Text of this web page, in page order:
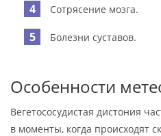
Сотрясение мозга.
Болезни суставов.
Особенности
Вегетососудистая дистония
в моменты, когда происходят